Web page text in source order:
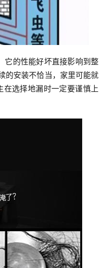
的安装不恰当，家里可能就
选择地漏时一定要谨慎上